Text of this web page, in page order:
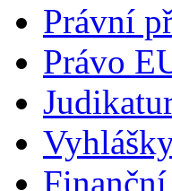
Právní
Právo